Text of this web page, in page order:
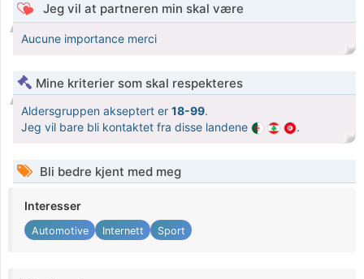
Jeg vil at partneren min skal være
Aucune importance merci
Mine kriterier som skal respekteres
Aldersgruppen akseptert er 18-99.
Jeg vil bare bli kontaktet fra disse landene
.
Bli bedre kjent med meg
Interesser
Automotive Internett Sport